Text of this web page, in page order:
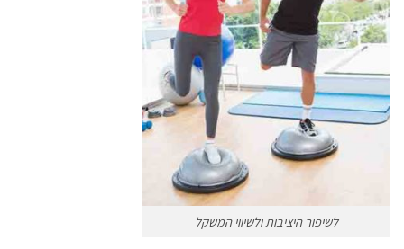
לשיפור היציבות ולשיווי המשקל